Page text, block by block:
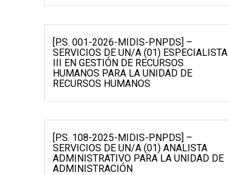
[P.S. 001-2026-MIDIS-PNPDS] –
SERVICIOS DE UN/A (01) ESPECIALISTA
III EN GESTIÓN DE RECURSOS
HUMANOS PARA LA UNIDAD DE
RECURSOS HUMANOS
[P.S. 108-2025-MIDIS-PNPDS] –
SERVICIOS DE UN/A (01) ANALISTA
ADMINISTRATIVO PARA LA UNIDAD DE
ADMINISTRACIÓN